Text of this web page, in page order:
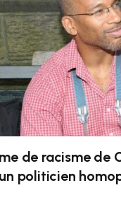
de racisme de
politicien